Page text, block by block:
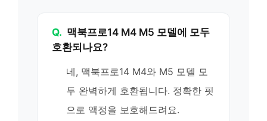
Q. 맥북프로14 M4 M5 모델에 모두
호환되나요?
네, 맥북프로14 M4와 M5 모델 모
두 완벽하게 호환됩니다. 정확한 핏
으로 액정을 보호해드려요.